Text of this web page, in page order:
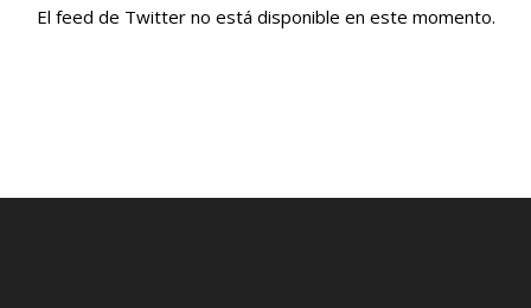
El feed de Twitter no está disponible en este momento.